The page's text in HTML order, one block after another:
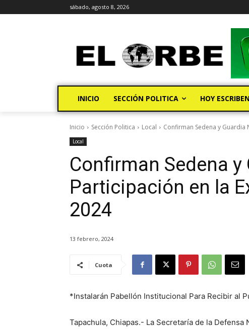
sábado, agosto 8, 2026
INICIO SECCIÓN POLITICA HOY ESCRIBEN
Inicio Sección Politica Local Confirman Sedena y Guardia
Local
Confirman Sedena y
Participación en la
2024
13 febrero, 2024
Cuota
*Instalarán Pabellón Institucional Para Recibir al
Tapachula, Chiapas.- La Secretaría de la Defensa